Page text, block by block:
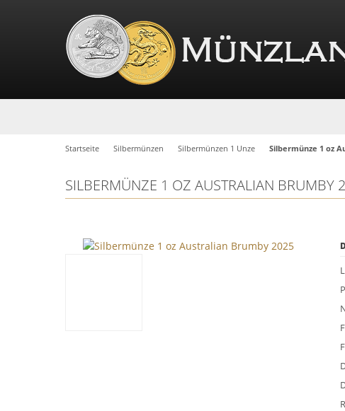
Startseite Silbermünzen Silbermünzen 1 Unze Silbermünze 1 oz
SILBERMÜNZE 1 OZ AUSTRALIAN BRUMBY